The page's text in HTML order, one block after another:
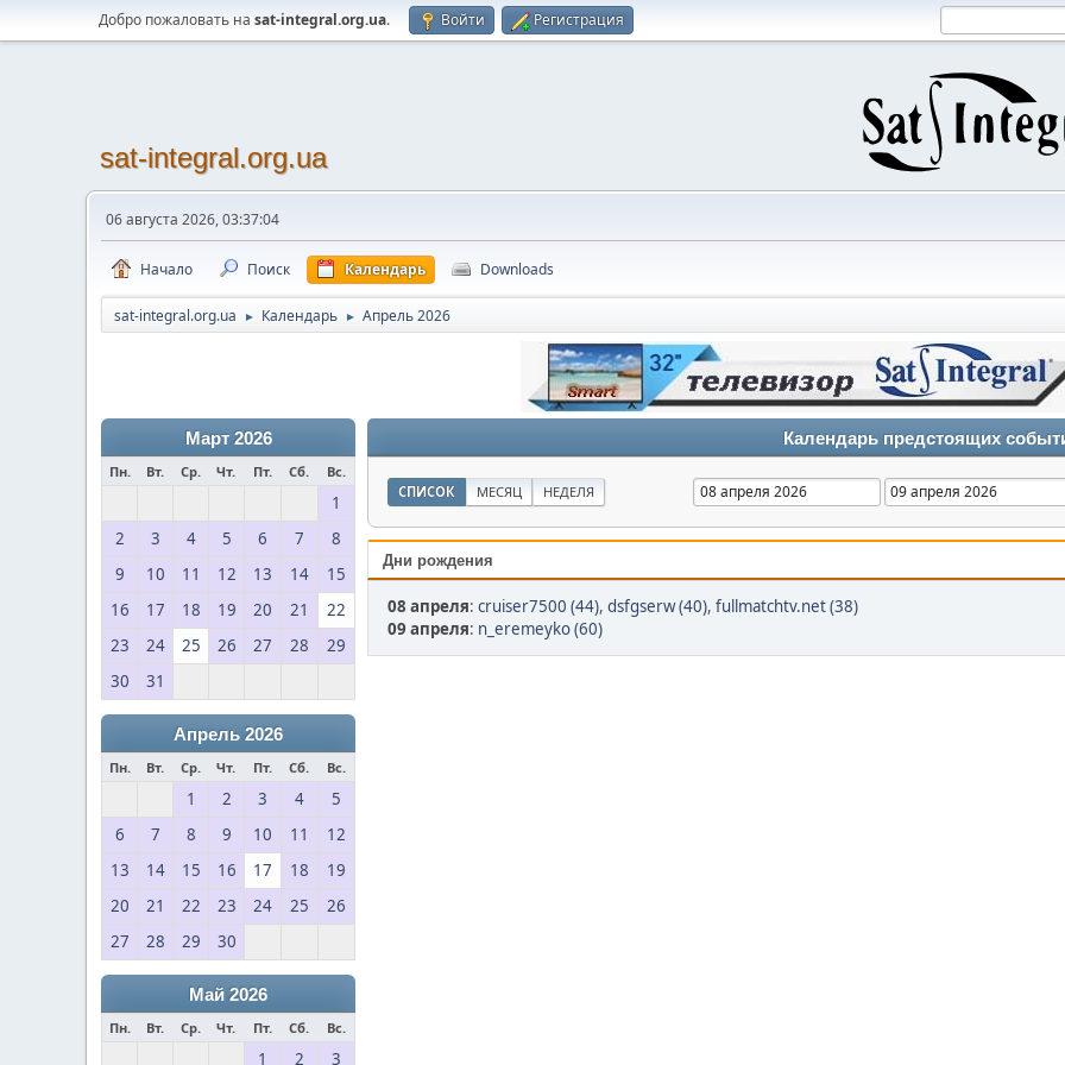
Добро пожаловать на sat-integral.org.ua. Войти Регистрация
sat-integral.org.ua
06 августа 2026, 03:37:04
Начало Поиск Календарь Downloads
sat-integral.org.ua ► Календарь ► Апрель 2026
Март 2026
Пн. Вт. Ср. Чт. Пт. Сб. Вс.
1
2
3 4 5 6 7
8
9
10 11 12 13 14
15
16
17 18 19 20 21
22
23
24 25 26 27 28
29
30
31
Апрель 2026
Пн. Вт. Ср. Чт. Пт. Сб. Вс.
1 2 3 4
5
6
7 8 9 10 11
12
13
14 15 16 17 18
19
20
21 22 23 24 25
26
27
28 29 30
Май 2026
Пн. Вт. Ср. Чт. Пт. Сб. Вс.
1 2 3
Календарь предстоящих
СПИСОК МЕСЯЦ НЕДЕЛЯ
Дни рождения
08 апреля: cruiser7500 (44), dsfgserw (40), fullmatchtv.net (38)
09 апреля: n_eremeyko (60)